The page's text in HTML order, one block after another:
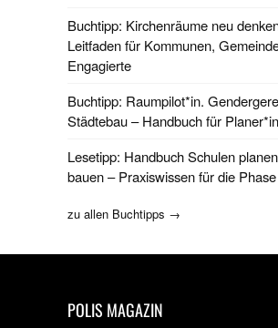
Buchtipp: Kirchenräume neu
Leitfaden für Kommunen,
Engagierte
Buchtipp: Raumpilot*in.
Städtebau – Handbuch für
Lesetipp: Handbuch Schulen
bauen – Praxiswissen für die
zu allen Buchtipps →
POLIS MAGAZIN